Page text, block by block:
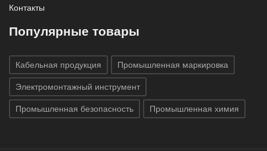
Контакты
Популярные товары
Кабельная продукция Промышленная маркировка
Электромонтажный инструмент
Промышленная безопасность Промышленная химия